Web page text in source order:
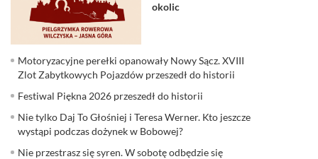
okolic
Motoryzacyjne perełki opanowały Nowy Sącz. XVIII
Zlot Zabytkowych Pojazdów przeszedł do historii
Festiwal Piękna 2026 przeszedł do historii
Nie tylko Daj To Głośniej i Teresa Werner. Kto jeszcze
wystąpi podczas dożynek w Bobowej?
Nie przestrasz się syren. W sobotę odbędzie się